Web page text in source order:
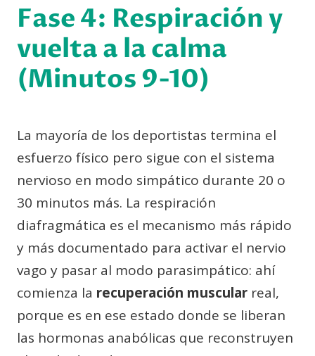
Fase 4: Respiración y
vuelta a la calma
(Minutos 9-10)
La mayoría de los deportistas termina el
esfuerzo físico pero sigue con el sistema
nervioso en modo simpático durante 20 o
30 minutos más. La respiración
diafragmática es el mecanismo más rápido
y más documentado para activar el nervio
vago y pasar al modo parasimpático: ahí
comienza la recuperación muscular real,
porque es en ese estado donde se liberan
las hormonas anabólicas que reconstruyen